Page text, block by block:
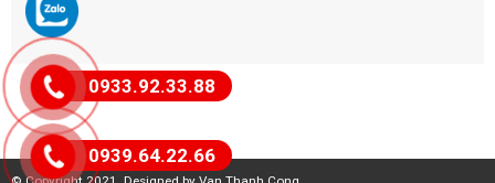
0933.92.33.88
0939.64.22.66